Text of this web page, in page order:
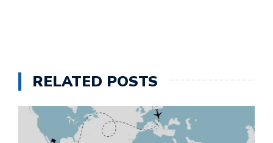
RELATED POSTS